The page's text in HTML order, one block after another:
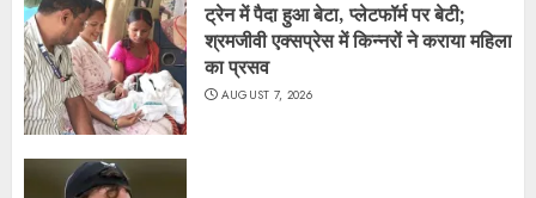
ट्रेन में पैदा हुआ बेटा, प्लेटफॉर्म पर बेटी;
श्रमजीवी एक्सप्रेस में किन्नरों ने कराया महिला
का प्रसव
AUGUST 7, 2026